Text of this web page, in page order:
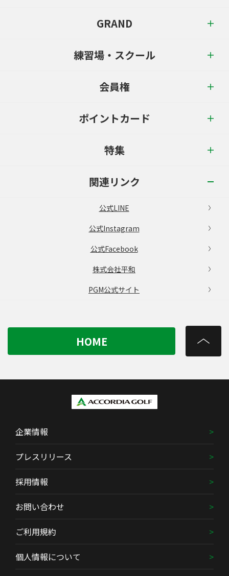
GRAND
練習場・スクール
会員権
ポイントカード
特集
関連リンク
公式LINE
公式Instagram
公式Facebook
株式会社平和
PGM公式サイト
HOME
企業情報
プレスリリース
採用情報
お問い合わせ
ご利用規約
個人情報について